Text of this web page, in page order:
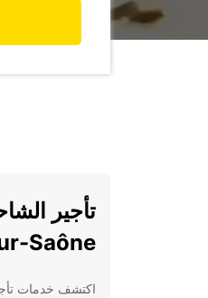
Saône
اكتشف خدمات